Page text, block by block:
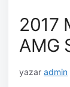
2017
AMG
yazar admin